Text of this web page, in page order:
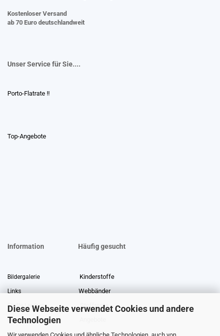
Diese Webseite verwendet Cookies und andere
Technologien
Wir verwenden Cookies und ähnliche Technologien, auch von
Kostenloser Versand
ab 70 Euro deutschlandweit
Unser Service für Sie....
Porto-Flatrate !!
Top-Angebote
Information Häufig gesucht
Bildergalerie Kinderstoffe
Links Webbänder
Stoffe Lexikon Stoffreste
Über uns